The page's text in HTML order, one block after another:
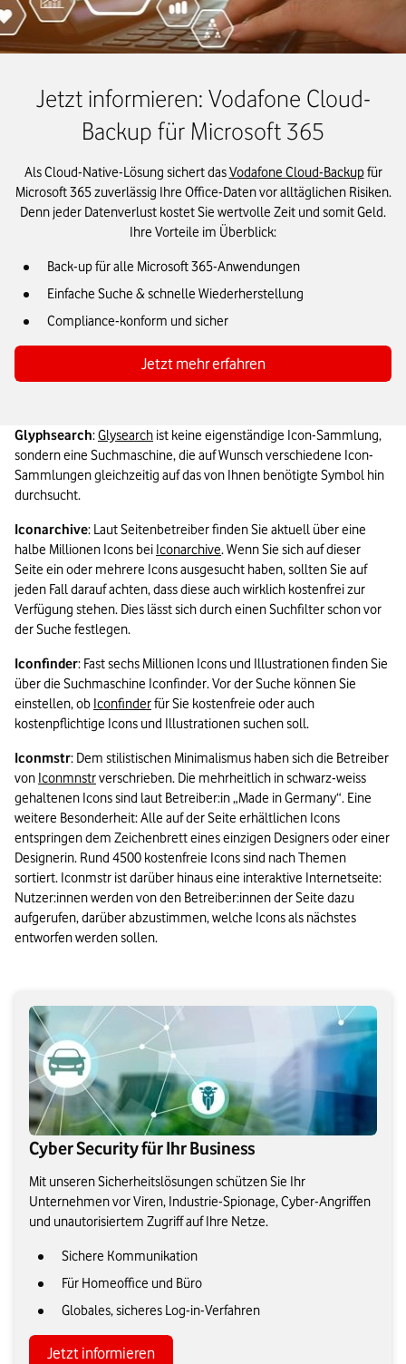
Jetzt informieren: Vodafone Cloud-
Backup für Microsoft 365
Als Cloud-Native-Lösung sichert dasVodafone Cloud-Backupfür
Microsoft 365 zuverlässig Ihre Office-Daten vor alltäglichen Risiken.
Denn jeder Datenverlust kostet Sie wertvolle Zeit und somit Geld.
Ihre Vorteile im Überblick:
Back-up für alle Microsoft 365-Anwendungen
Einfache Suche & schnelle Wiederherstellung
Compliance-konform und sicher
Jetzt mehr erfahren
Glyphsearch: Glysearch ist keine eigenständige Icon-Sammlung,
sondern eine Suchmaschine, die auf Wunsch verschiedene Icon-
Sammlungen gleichzeitig auf das von Ihnen benötigte Symbol hin
durchsucht.
Iconarchive: Laut Seitenbetreiber finden Sie aktuell über eine
halbe Millionen Icons bei Iconarchive. Wenn Sie sich auf dieser
Seite ein oder mehrere Icons ausgesucht haben, sollten Sie auf
jeden Fall darauf achten, dass diese auch wirklich kostenfrei zur
Verfügung stehen. Dies lässt sich durch einen Suchfilter schon vor
der Suche festlegen.
Iconfinder: Fast sechs Millionen Icons und Illustrationen finden Sie
über die Suchmaschine Iconfinder. Vor der Suche können Sie
einstellen, ob Iconfinder für Sie kostenfreie oder auch
kostenpflichtige Icons und Illustrationen suchen soll.
Iconmstr: Dem stilistischen Minimalismus haben sich die Betreiber
von Iconmnstr verschrieben. Die mehrheitlich in schwarz-weiss
gehaltenen Icons sind laut Betreiber:in „Made in Germany“. Eine
weitere Besonderheit: Alle auf der Seite erhältlichen Icons
entspringen dem Zeichenbrett eines einzigen Designers oder einer
Designerin. Rund 4500 kostenfreie Icons sind nach Themen
sortiert. Iconmstr ist darüber hinaus eine interaktive Internetseite:
Nutzer:innen werden von den Betreiber:innen der Seite dazu
aufgerufen, darüber abzustimmen, welche Icons als nächstes
entworfen werden sollen.
Cyber Security für Ihr Business
Mit unseren Sicherheitslösungen schützen Sie Ihr
Unternehmen vor Viren, Industrie-Spionage, Cyber-Angriffen
und unautorisiertem Zugriff auf Ihre Netze.
Sichere Kommunikation
Für Homeoffice und Büro
Globales, sicheres Log-in-Verfahren
Jetzt informieren